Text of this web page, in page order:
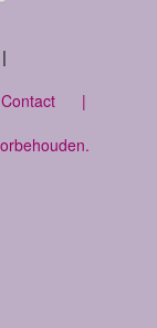
Contact |